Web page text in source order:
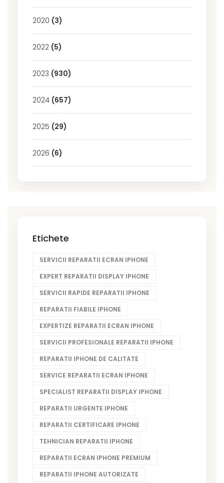
2020 (3)
2022 (5)
2023 (930)
2024 (657)
2025 (29)
2026 (6)
Etichete
SERVICII REPARATII ECRAN IPHONE
EXPERT REPARATII DISPLAY IPHONE
SERVICII RAPIDE REPARATII IPHONE
REPARATII FIABILE IPHONE
EXPERTIZE REPARATII ECRAN IPHONE
SERVICII PROFESIONALE REPARATII IPHONE
REPARATII IPHONE DE CALITATE
SERVICE REPARATII ECRAN IPHONE
SPECIALIST REPARATII DISPLAY IPHONE
REPARATII URGENTE IPHONE
REPARATII CERTIFICARE IPHONE
TEHNICIAN REPARATII IPHONE
REPARATII ECRAN IPHONE PREMIUM
REPARATII IPHONE AUTORIZATE